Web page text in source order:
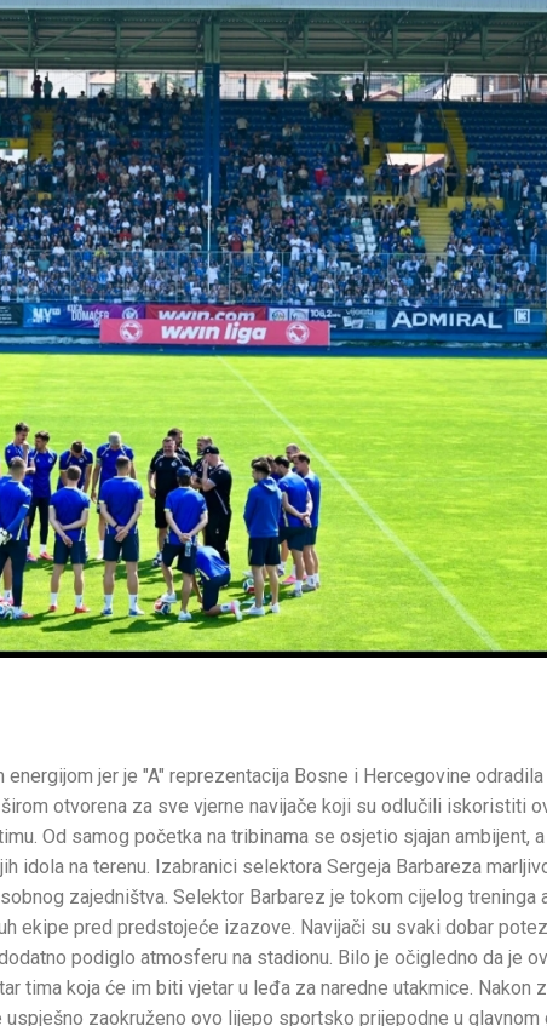
jer je "A" reprezentacija Bosne i Hercegovine
otvorena za sve vjerne navijače koji su odlučili iskoristiti
Od samog početka na tribinama se osjetio sjajan ambijent,
na terenu. Izabranici selektora Sergeja Barbareza
zajedništva. Selektor Barbarez je tokom cijelog treninga
ekipe pred predstojeće izazove. Navijači su svaki dobar
podiglo atmosferu na stadionu. Bilo je očigledno da je
tima koja će im biti vjetar u leđa za naredne utakmice. Nakon
zaokruženo ovo lijepo sportsko prijepodne u glavnom